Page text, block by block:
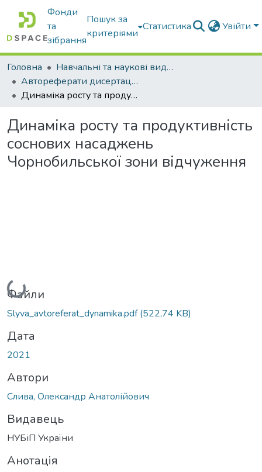
Фонди
та
зібрання
Пошук за
критеріями
Статистика Увійти
Головна
Навчальні та наукові видання
Автореферати дисертацій та дисертації
Динаміка росту та продуктивність соснових насаджень Чорнобильської зони відчуження
Динаміка росту та продуктивність
соснових насаджень
Чорнобильської зони відчуження
Вантажиться...
Файли
Slyva_avtoreferat_dynamika.pdf(522,74 KB)
Дата
2021
Автори
Слива, Олександр Анатолійович
Видавець
НУБіП України
Анотація